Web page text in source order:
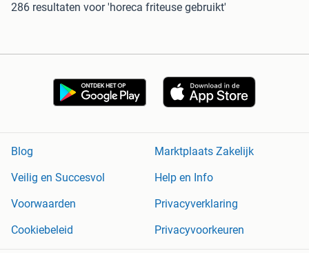
286 resultaten voor 'horeca friteuse gebruikt'
Blog
Marktplaats Zakelijk
Veilig en Succesvol
Help en Info
Voorwaarden
Privacyverklaring
Cookiebeleid
Privacyvoorkeuren